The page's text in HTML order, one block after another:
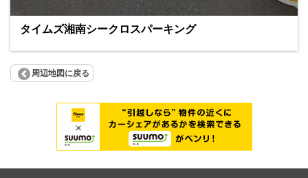
タイムズ湘南シークロスパーキング
周辺地図に戻る